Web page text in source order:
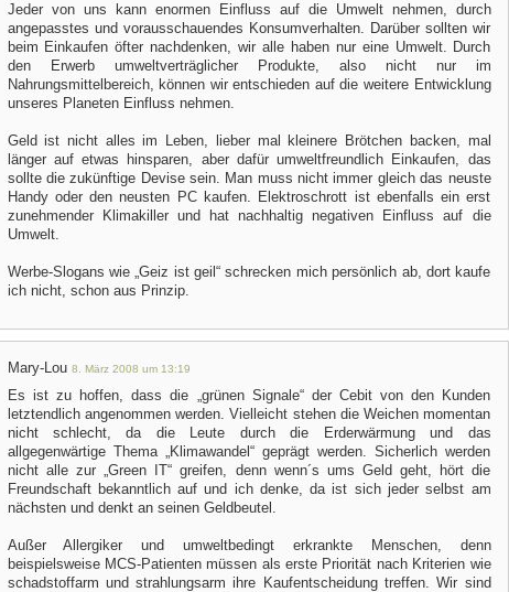
Jeder von uns kann enormen Einfluss auf die Umwelt nehmen, durch
angepasstes und vorausschauendes Konsumverhalten. Darüber sollten wir
beim Einkaufen öfter nachdenken, wir alle haben nur eine Umwelt. Durch
den Erwerb umweltverträglicher Produkte, also nicht nur im
Nahrungsmittelbereich, können wir entschieden auf die weitere Entwicklung
unseres Planeten Einfluss nehmen.
Geld ist nicht alles im Leben, lieber mal kleinere Brötchen backen, mal
länger auf etwas hinsparen, aber dafür umweltfreundlich Einkaufen, das
sollte die zukünftige Devise sein. Man muss nicht immer gleich das neuste
Handy oder den neusten PC kaufen. Elektroschrott ist ebenfalls ein erst
zunehmender Klimakiller und hat nachhaltig negativen Einfluss auf die
Umwelt.
Werbe-Slogans wie „Geiz ist geil“ schrecken mich persönlich ab, dort kaufe
ich nicht, schon aus Prinzip.
Mary-Lou 8. März 2008 um 13:19
Es ist zu hoffen, dass die „grünen Signale“ der Cebit von den Kunden
letztendlich angenommen werden. Vielleicht stehen die Weichen momentan
nicht schlecht, da die Leute durch die Erderwärmung und das
allgegenwärtige Thema „Klimawandel“ geprägt werden. Sicherlich werden
nicht alle zur „Green IT“ greifen, denn wenn´s ums Geld geht, hört die
Freundschaft bekanntlich auf und ich denke, da ist sich jeder selbst am
nächsten und denkt an seinen Geldbeutel.
Außer Allergiker und umweltbedingt erkrankte Menschen, denn
beispielsweise MCS-Patienten müssen als erste Priorität nach Kriterien wie
schadstoffarm und strahlungsarm ihre Kaufentscheidung treffen. Wir sind